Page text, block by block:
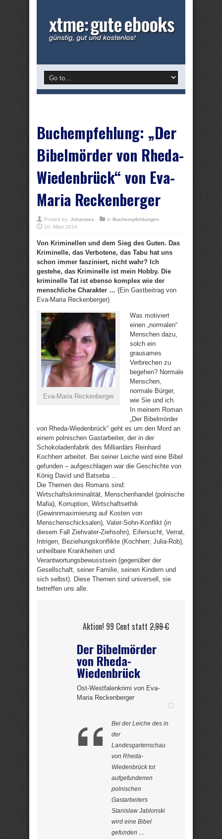
Buchempfehlung: „Der
Bibelmörder von Rheda-
Wiedenbrück“ von Eva-
Maria Reckenberger
Posted by: Johannes in Buchempfehlungen
10. März 2014
Von Kriminellen und dem Sieg des Guten. Das
Kriminelle, das Verbotene, das Tabu hat uns
schon immer fasziniert, nicht wahr? Ich
gestehe, das Kriminelle ist mein Hobby. Die
kriminelle Tat ist ebenso komplex wie der
menschliche Charakter … (Ein Gastbeitrag von
Eva-Maria Reckenberger)
Eva-Maria Reckenberger
Was motiviert
einen „normalen“
Menschen dazu,
solch ein
grausames
Verbrechen zu
begehen? Normale
Menschen,
normale Bürger,
wie Sie und ich.
In meinem Roman
„Der Bibelmörder
von Rheda-Wiedenbrück“ geht es um den Mord an
einem polnischen Gastarbeiter, der in der
Schokoladenfabrik des Milliardärs Reinhard
Kochherr arbeitet. Bei seiner Leiche wird eine Bibel
gefunden – aufgeschlagen war die Geschichte von
König David und Batseba …
Die Themen des Romans sind:
Wirtschaftskriminalität, Menschenhandel (polnische
Mafia), Korruption, Wirtschaftsethik
(Gewinnmaximierung auf Kosten von
Menschenschicksalen), Vater-Sohn-Konflikt (in
diesem Fall Ziehvater-Ziehsohn), Eifersucht, Verrat,
Intrigen, Beziehungskonflikte (Kochherr, Julia-Rob),
unheilbare Krankheiten und
Verantwortungsbewusstsein (gegenüber der
Gesellschaft, seiner Familie, seinen Kindern und
sich selbst). Diese Themen sind universell, sie
betreffen uns alle.
Aktion! 99 Cent statt 2,99 €
Der Bibelmörder
von Rheda-
Wiedenbrück
Ost-Westfalenkrimi von Eva-
Maria Reckenberger
Bei der Leiche des in
der
Landesgartenschau
von Rheda-
Wiedenbrück tot
aufgefundenen
polnischen
Gastarbeiters
Stanislaw Jablonski
wird eine Bibel
gefunden …